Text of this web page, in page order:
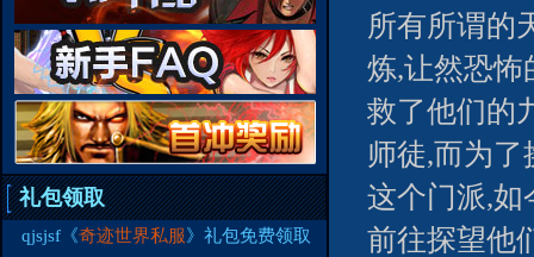
礼包领取
qjsjsf《奇迹世界私服》礼包免费领取
所有所谓的
炼,让然恐怖
救了他们的
师徒,而为
这个门派,如
前往探望他